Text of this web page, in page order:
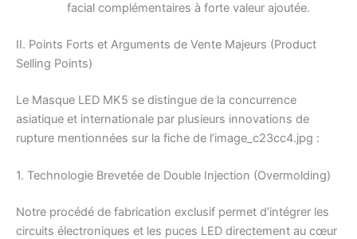
facial complémentaires à forte valeur ajoutée.
II. Points Forts et Arguments de Vente Majeurs (Product
Selling Points)
Le Masque LED MK5 se distingue de la concurrence
asiatique et internationale par plusieurs innovations de
rupture mentionnées sur la fiche de l’image_c23cc4.jpg :
1. Technologie Brevetée de Double Injection (Overmolding)
Notre procédé de fabrication exclusif permet d’intégrer les
circuits électroniques et les puces LED directement au cœur